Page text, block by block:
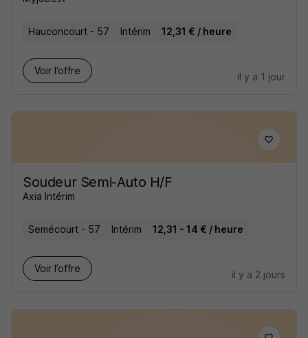
Hauconcourt - 57 Intérim 12,31 € / heure
Voir l’offre
il y a 1 jour
Soudeur Semi-Auto H/F
Axia Intérim
Semécourt - 57 Intérim 12,31 - 14 € / heure
Voir l’offre
il y a 2 jours